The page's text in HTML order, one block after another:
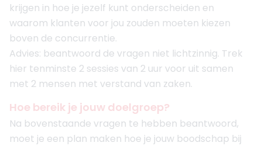
krijgen in hoe je jezelf kunt onderscheiden en
waarom klanten voor jou zouden moeten kiezen
boven de concurrentie.
Advies: beantwoord de vragen niet lichtzinnig. Trek
hier tenminste 2 sessies van 2 uur voor uit samen
met 2 mensen met verstand van zaken.
Hoe bereik je jouw doelgroep?
Na bovenstaande vragen te hebben beantwoord,
moet je een plan maken hoe je jouw boodschap bij